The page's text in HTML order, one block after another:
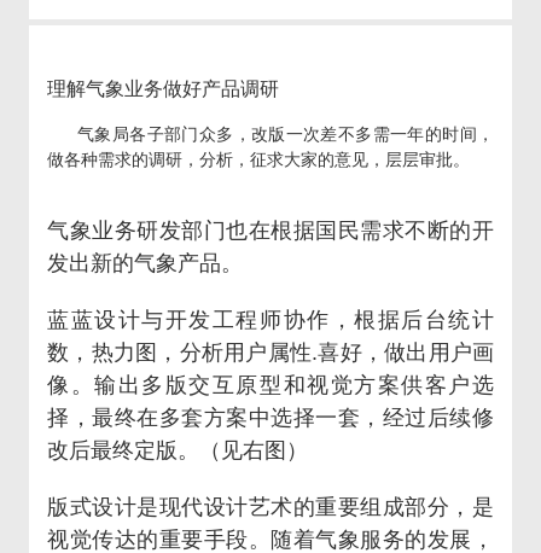
理解气象业务做好产品调研
气象局各子部门众多，改版一次差不多需一年的时间，
做各种需求的调研，分析，征求大家的意见，层层审批。
气象业务研发部门也在根据国民需求不断的开
发出新的气象产品。
蓝蓝设计与开发工程师协作，根据后台统计
数，热力图，分析用户属性.喜好，做出用户画
像。输出多版交互原型和视觉方案供客户选
择，最终在多套方案中选择一套，经过后续修
改后最终定版。（见右图）
版式设计是现代设计艺术的重要组成部分，是
视觉传达的重要手段。随着气象服务的发展，